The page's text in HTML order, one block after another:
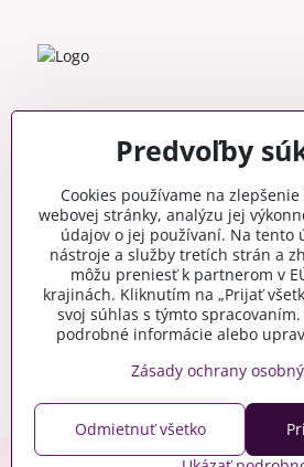
Predvoľby
Cookies používame na
webovej stránky, analýzu jej
údajov o jej používaní. Na tento
nástroje a služby tretích strán a
môžu preniesť k partnerom v
krajinách. Kliknutím na „Prijať
svoj súhlas s týmto
podrobné informácie alebo
Zásady ochrany
Odmietnuť všetko